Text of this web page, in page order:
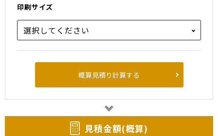
印刷サイズ
概算見積り計算する
⾒積⾦額(概算)